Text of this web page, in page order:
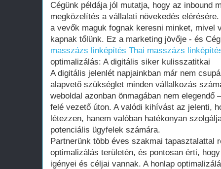
Cégünk példája jól mutatja, hogy az inbound
megközelítés a vállalati növekedés
a vevők maguk fognak keresni minket, mivel
kapnak tőlünk. Ez a marketing jövője - és
masszázs linképítés Thai masszázs
optimalizálás: A digitális siker kulisszatitkai
A digitális jelenlét napjainkban már nem
alapvető szükséglet minden vállalkozás
weboldal azonban önmagában nem
felé vezető úton. A valódi kihívást az jelenti,
létezzen, hanem valóban hatékonyan
potenciális ügyfelek számára.
Partnerünk több éves szakmai tapasztalattal
optimalizálás területén, és pontosan érti,
igényei és céljai vannak. A honlap